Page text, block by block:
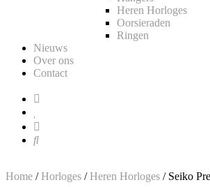
Heren Horloges
Oorsieraden
Ringen
Nieuws
Over ons
Contact
Home /Horloges /Heren Horloges / Seiko